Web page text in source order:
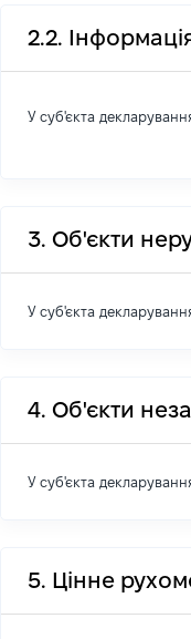
2.2.
У суб'єкта
3. Об'єкти
У суб'єкта
4. Об'єкти
У суб'єкта
5. Цінне